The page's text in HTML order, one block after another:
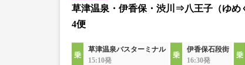
草津温泉・伊香保・渋川⇒八王子（ゆめ
4便
草津温泉バスターミナル
15:10発
伊香保石段街
16:30発